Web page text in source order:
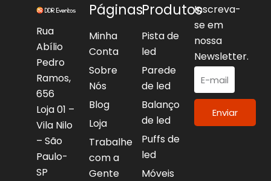
Rua
Abílio
Pedro
Ramos,
656
Loja 01 –
Vila Nilo
– São
Paulo-
SP
Páginas
Minha
Conta
Sobre
Nós
Blog
Loja
Trabalhe
com a
Gente
Produtos
Pista de
led
Parede
de led
Balanço
de led
Puffs de
led
Móveis
Inscreva-
se em
nossa
Newsletter.
Enviar